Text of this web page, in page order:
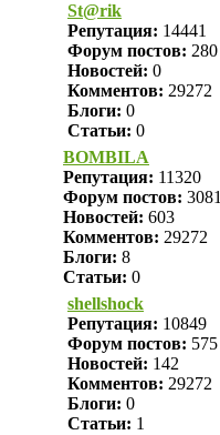
St@rik
Репутация: 14441
Форум постов: 280
Новостей: 0
Комментов: 29272
Блоги: 0
Статьи: 0
BOMBILA
Репутация: 11320
Форум постов: 3081
Новостей: 603
Комментов: 29272
Блоги: 8
Статьи: 0
shellshock
Репутация: 10849
Форум постов: 575
Новостей: 142
Комментов: 29272
Блоги: 0
Статьи: 1